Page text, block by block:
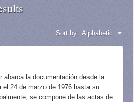
Sort by: Alphabetic
abarca la documentación desde la
24 de marzo de 1976 hasta su
se compone de las actas de